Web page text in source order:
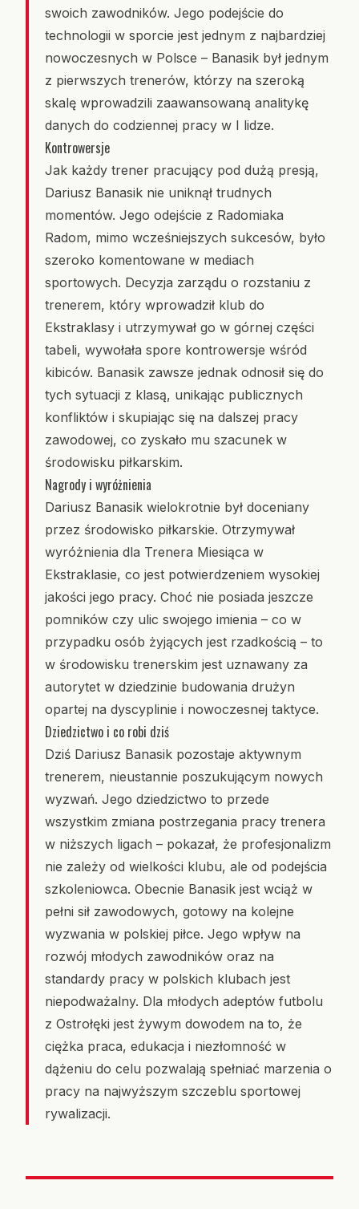
swoich zawodników. Jego podejście do
technologii w sporcie jest jednym z najbardziej
nowoczesnych w Polsce – Banasik był jednym
z pierwszych trenerów, którzy na szeroką
skalę wprowadzili zaawansowaną analitykę
danych do codziennej pracy w I lidze.
Kontrowersje
Jak każdy trener pracujący pod dużą presją,
Dariusz Banasik nie uniknął trudnych
momentów. Jego odejście z Radomiaka
Radom, mimo wcześniejszych sukcesów, było
szeroko komentowane w mediach
sportowych. Decyzja zarządu o rozstaniu z
trenerem, który wprowadził klub do
Ekstraklasy i utrzymywał go w górnej części
tabeli, wywołała spore kontrowersje wśród
kibiców. Banasik zawsze jednak odnosił się do
tych sytuacji z klasą, unikając publicznych
konfliktów i skupiając się na dalszej pracy
zawodowej, co zyskało mu szacunek w
środowisku piłkarskim.
Nagrody i wyróżnienia
Dariusz Banasik wielokrotnie był doceniany
przez środowisko piłkarskie. Otrzymywał
wyróżnienia dla Trenera Miesiąca w
Ekstraklasie, co jest potwierdzeniem wysokiej
jakości jego pracy. Choć nie posiada jeszcze
pomników czy ulic swojego imienia – co w
przypadku osób żyjących jest rzadkością – to
w środowisku trenerskim jest uznawany za
autorytet w dziedzinie budowania drużyn
opartej na dyscyplinie i nowoczesnej taktyce.
Dziedzictwo i co robi dziś
Dziś Dariusz Banasik pozostaje aktywnym
trenerem, nieustannie poszukującym nowych
wyzwań. Jego dziedzictwo to przede
wszystkim zmiana postrzegania pracy trenera
w niższych ligach – pokazał, że profesjonalizm
nie zależy od wielkości klubu, ale od podejścia
szkoleniowca. Obecnie Banasik jest wciąż w
pełni sił zawodowych, gotowy na kolejne
wyzwania w polskiej piłce. Jego wpływ na
rozwój młodych zawodników oraz na
standardy pracy w polskich klubach jest
niepodważalny. Dla młodych adeptów futbolu
z Ostrołęki jest żywym dowodem na to, że
ciężka praca, edukacja i niezłomność w
dążeniu do celu pozwalają spełniać marzenia o
pracy na najwyższym szczeblu sportowej
rywalizacji.